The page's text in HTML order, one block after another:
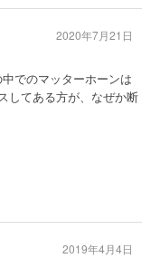
でのマッターホーンは
してある方が、なぜか断
2020年7月21日
2019年4月4日